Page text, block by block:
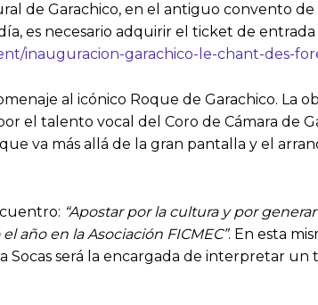
de Garachico, en el antiguo convento de
es necesario adquirir el ticket de
inauguracion-garachico-le-chant-des-
al icónico Roque de Garachico. La
el talento vocal del Coro de Cámara de
va más allá de la gran pantalla y el
“Apostar por la cultura y por
año en la Asociación FICMEC”. En esta
Socas será la encargada de interpretar